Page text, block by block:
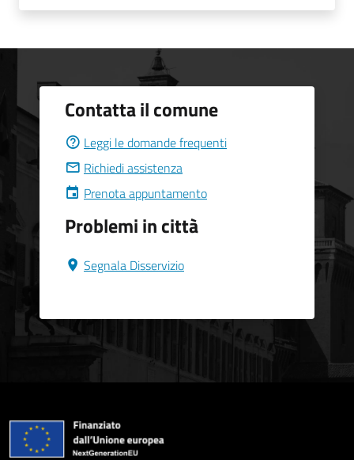
Contatta il comune
Leggi le domande frequenti
Richiedi assistenza
Prenota appuntamento
Problemi in città
Segnala Disservizio